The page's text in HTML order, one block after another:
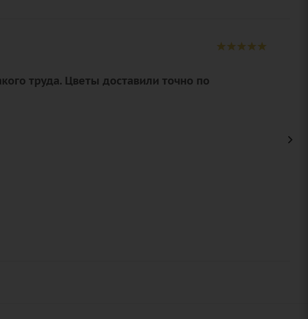
Моя душа
труда. Цветы доставили точно по